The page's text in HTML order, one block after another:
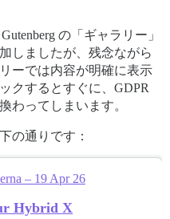
の「ギャラリー」
しましたが、残念ながら
ーでは内容が明確に表示
クするとすぐに、GDPR
わってしまいます。
の通りです：
– 19 Apr 26
Hybrid X